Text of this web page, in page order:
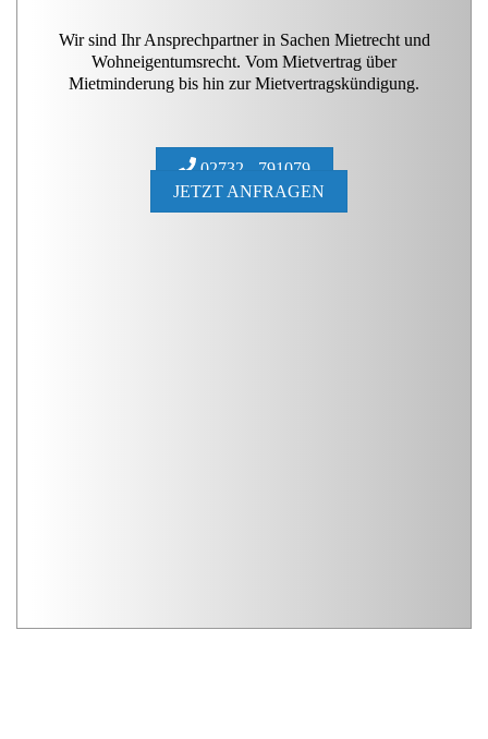
Wir sind Ihr Ansprechpartner in Sachen Mietrecht und
Wohneigentumsrecht. Vom Mietvertrag über
Mietminderung bis hin zur Mietvertragskündigung.
02732 - 791079
JETZT ANFRAGEN